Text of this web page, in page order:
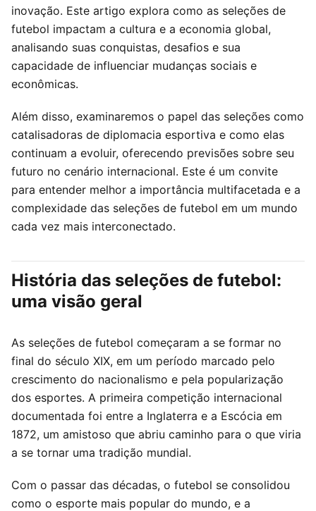
inovação. Este artigo explora como as seleções de
futebol impactam a cultura e a economia global,
analisando suas conquistas, desafios e sua
capacidade de influenciar mudanças sociais e
econômicas.
Além disso, examinaremos o papel das seleções como
catalisadoras de diplomacia esportiva e como elas
continuam a evoluir, oferecendo previsões sobre seu
futuro no cenário internacional. Este é um convite
para entender melhor a importância multifacetada e a
complexidade das seleções de futebol em um mundo
cada vez mais interconectado.
História das seleções de futebol:
uma visão geral
As seleções de futebol começaram a se formar no
final do século XIX, em um período marcado pelo
crescimento do nacionalismo e pela popularização
dos esportes. A primeira competição internacional
documentada foi entre a Inglaterra e a Escócia em
1872, um amistoso que abriu caminho para o que viria
a se tornar uma tradição mundial.
Com o passar das décadas, o futebol se consolidou
como o esporte mais popular do mundo, e a